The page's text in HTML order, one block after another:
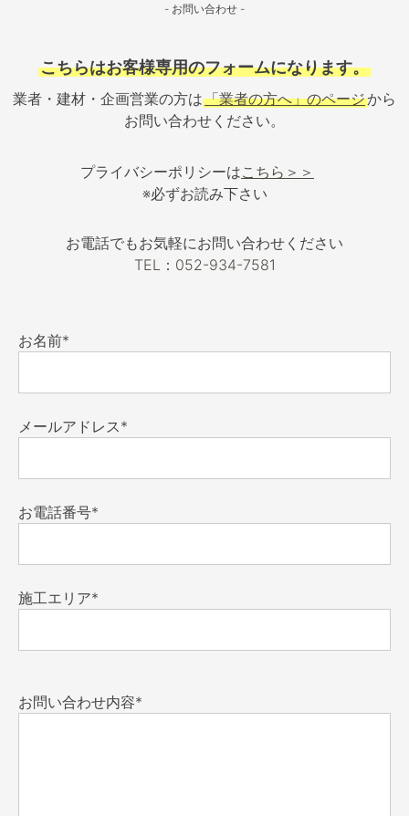
- お問い合わせ -
こちらはお客様専用のフォームになります。
業者・建材・企画営業の方は「業者の方へ」のページから
お問い合わせください。
プライバシーポリシーはこちら＞＞
※必ずお読み下さい
お電話でもお気軽にお問い合わせください
TEL：052-934-7581
お名前*
メールアドレス*
お電話番号*
施工エリア*
お問い合わせ内容*